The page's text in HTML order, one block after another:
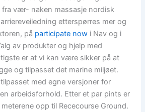
fra vær- naken massasje nordisk
etterspørres mer og
på participate now i Nav og i
av produkter og hjelp med
er at vi kan være sikker på at
og tilpasset det marine miljøet.
med egne versjoner for
arbeidsforhold. Etter et par pints er
opp til Rececourse Ground.